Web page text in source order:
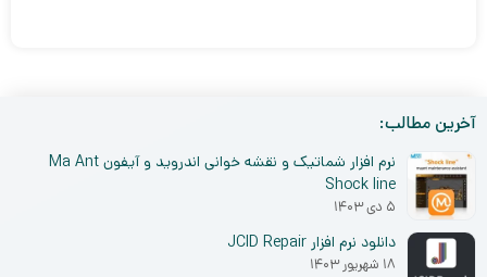
آخرین مطالب:
نرم افزار شماتیک و نقشه خوانی اندروید و آیفون Ma Ant
Shock line
۵ دی ۱۴۰۳
دانلود نرم افزار JCID Repair
۱۸ شهریور ۱۴۰۳